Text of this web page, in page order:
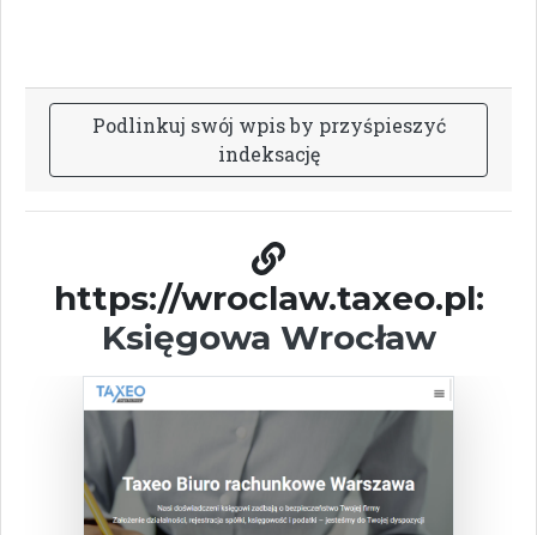
Podlinkuj swój wpisby przyśpieszyć
indeksację
https://wroclaw.taxeo.pl:
Księgowa Wrocław